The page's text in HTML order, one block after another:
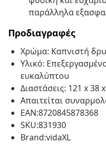
παράλληλα
Προδιαγραφές
Χρώμα: Καπνιστή
Υλικό:
ευκαλύπτου
Διαστάσεις: 121 x 38
Απαιτείται
EAN:8720845878368
SKU:831930
Brand:vidaXL